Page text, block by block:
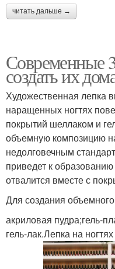
читать дальше →
Современные
создать их
Художественная лепка
наращенных ногтях
покрытий шеллаком и
объемную композицию
недолговечным
приведет к
отвалится вместе с
Для создания
акриловая пудра;гель-
гель-лак.Лепка на